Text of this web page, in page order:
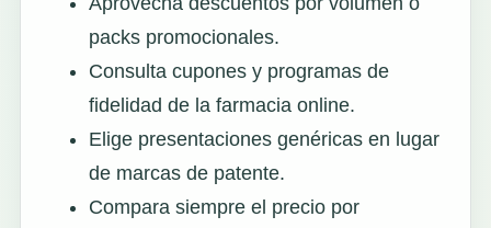
packs promocionales.
Consulta cupones y programas de
fidelidad de la farmacia online.
Elige presentaciones genéricas en lugar
de marcas de patente.
Compara siempre el precio por